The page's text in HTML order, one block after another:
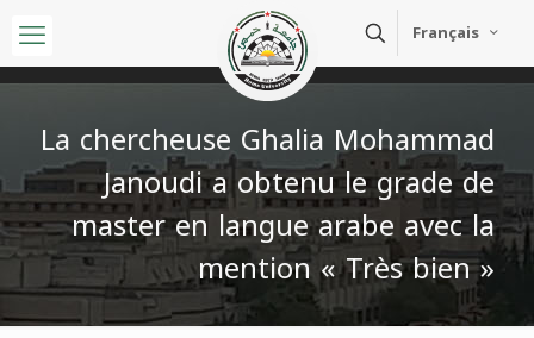
Français
La chercheuse Ghalia Mohammad
Janoudi a obtenu le grade de
master en langue arabe avec la
mention « Très bien »